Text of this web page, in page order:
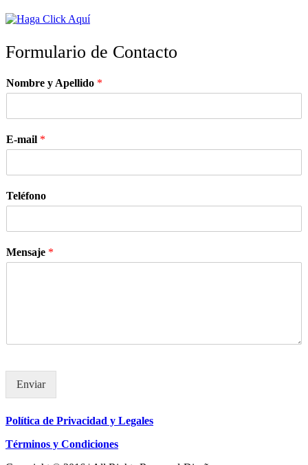
Formulario de Contacto
Nombre y Apellido *
E-mail *
Teléfono
Mensaje *
Enviar
Política de Privacidad y Legales
Términos y Condiciones